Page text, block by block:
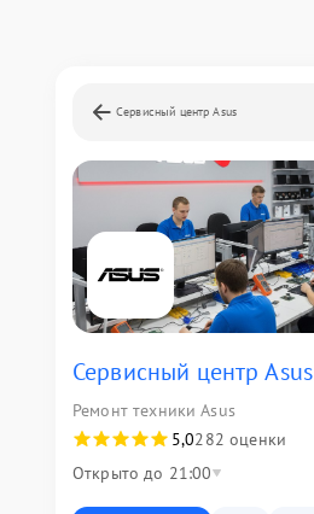
Сервисный центр Asus
Сервисный центр Asus
Ремонт техники Asus
5,0282 оценки
Открыто до 21:00